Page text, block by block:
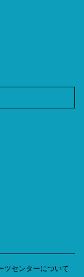
ツセンターについて